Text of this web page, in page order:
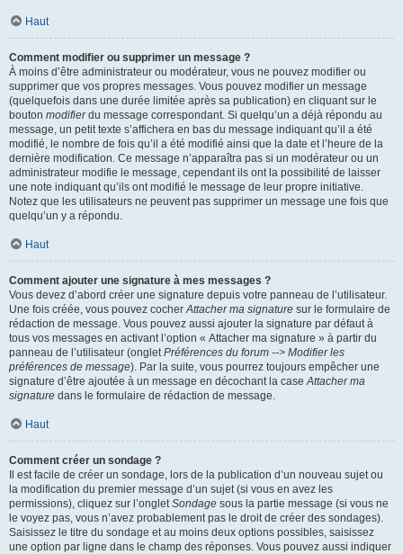
Haut
Comment modifier ou supprimer un message ?
À moins d’être administrateur ou modérateur, vous ne pouvez modifier ou
supprimer que vos propres messages. Vous pouvez modifier un message
(quelquefois dans une durée limitée après sa publication) en cliquant sur le
bouton modifierdu message correspondant. Si quelqu’un a déjà répondu au
message, un petit texte s’affichera en bas du message indiquant qu’il a été
modifié, le nombre de fois qu’il a été modifié ainsi que la date et l’heure de la
dernière modification. Ce message n’apparaîtra pas si un modérateur ou un
administrateur modifie le message, cependant ils ont la possibilité de laisser
une note indiquant qu’ils ont modifié le message de leur propre initiative.
Notez que les utilisateurs ne peuvent pas supprimer un message une fois que
quelqu’un y a répondu.
Haut
Comment ajouter une signature à mes messages ?
Vous devez d’abord créer une signature depuis votre panneau de l’utilisateur.
Une fois créée, vous pouvez cocherAttacher ma signature sur le formulaire de
rédaction de message. Vous pouvez aussi ajouter la signature par défaut à
tous vos messages en activant l’option « Attacher ma signature » à partir du
panneau de l’utilisateur (ongletPréférences du forum --> Modifier les
préférences de message). Par la suite, vous pourrez toujours empêcher une
signature d’être ajoutée à un message en décochant la caseAttacher ma
signature dans le formulaire de rédaction de message.
Haut
Comment créer un sondage ?
Il est facile de créer un sondage, lors de la publication d’un nouveau sujet ou
la modification du premier message d’un sujet (si vous en avez les
permissions), cliquez sur l’ongletSondage sous la partie message (si vous ne
le voyez pas, vous n’avez probablement pas le droit de créer des sondages).
Saisissez le titre du sondage et au moins deux options possibles, saisissez
une option par ligne dans le champ des réponses. Vous pouvez aussi indiquer